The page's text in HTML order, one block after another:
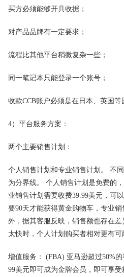
买方必须能够开具收据；
对产品品牌有一定要求；
流程比其他平台稍微复杂一些；
同一笔记本只能登录一个账号；
收款CCB账户必须是在日本、英国等
4）平台服务方案：
两个主要销售计划：
个人销售计划和专业销售计划。 不
为分界线。 个人销售计划是免费的
业销售计划需要收费39.99美元，可
要90天才能获得黄金购物车，专业
外，据其客服反映，销售额也存在
太快时，个人计划购买者相对更有可
增值服务： (FBA) 亚马逊超过50%
99美元即可成为金牌会员，即可享